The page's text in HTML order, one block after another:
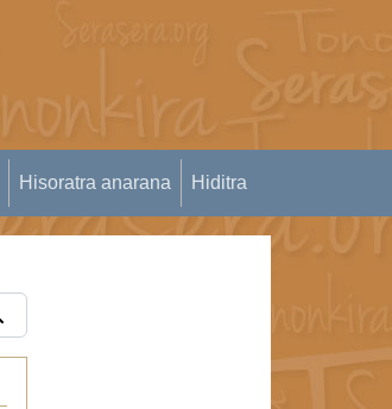
Hisoratra anarana Hiditra